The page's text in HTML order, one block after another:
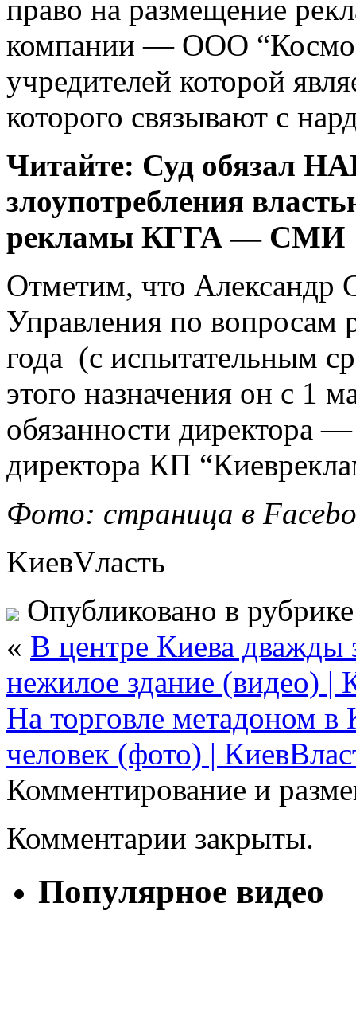
право на размещение
компании — ООО
учредителей которой
которого связывают с
Читайте: Суд обязал
злоупотребления
рекламы КГГА — СМИ
Отметим, что Александр
Управления по
года (с испытательным
этого назначения он с 1
обязанности директора —
директора КП
Фото: страница в
KиевVласть
Опубликовано в
« В центре Киева дважды
нежилое здание (видео) |
На торговле метадоном в
человек (фото) |
Комментирование и
Комментарии закрыты.
Популярное видео